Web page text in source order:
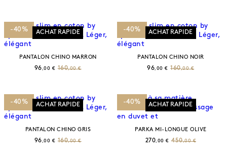
-40% ACHAT RAPIDE
PANTALON CHINO MARRON
96 ,00 € 160,00 €
-40% ACHAT RAPIDE
PANTALON CHINO NOIR
96,00 € 160,00 €
-40% ACHAT RAPIDE
PANTALON CHINO GRIS
96 ,00 € 160,00 €
-40% ACHAT RAPIDE
PARKA MI-LONGUE OLIVE
270,00 € 450,00 €